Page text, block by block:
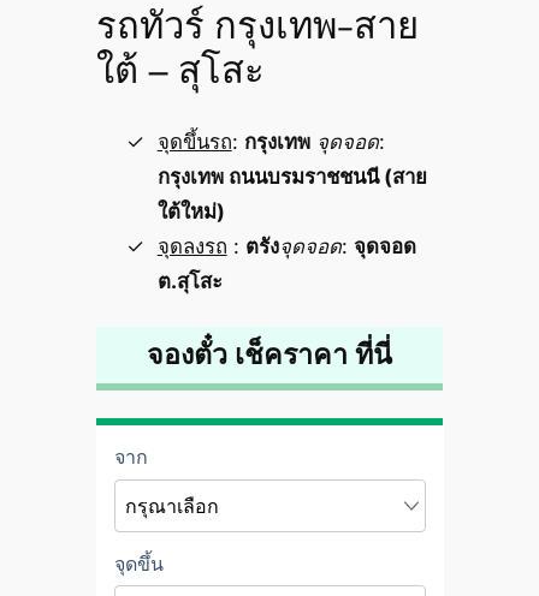
รถทัวร์ กรุงเทพ-สาย
ใต้ – สุโสะ
จุดขึ้นรถ: กรุงเทพ จุดจอด:
กรุงเทพ ถนนบรมราชชนนี (สาย
ใต้ใหม่)
จุดลงรถ : ตรังจุดจอด: จุดจอด
ต.สุโสะ
จองตั๋ว เช็คราคา ที่นี่